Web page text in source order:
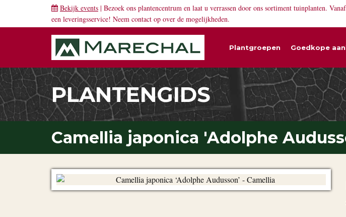
Bekijk events | Bezoek ons plantencentrum en laat u verrassen door ons sortiment tuinplanten.
een leveringsservice! Neem contact op over de mogelijkheden.
Plantgroepen Goedkope
PLANTENGIDS
Camellia japonica 'Adolphe